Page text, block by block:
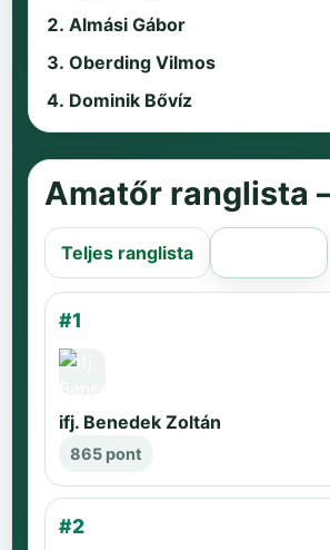
Almási Gábor
Oberding Vilmos
Dominik Bővíz
Amatőr ranglista
Teljes ranglista
#1
ifj. Benedek Zoltán
865 pont
#2